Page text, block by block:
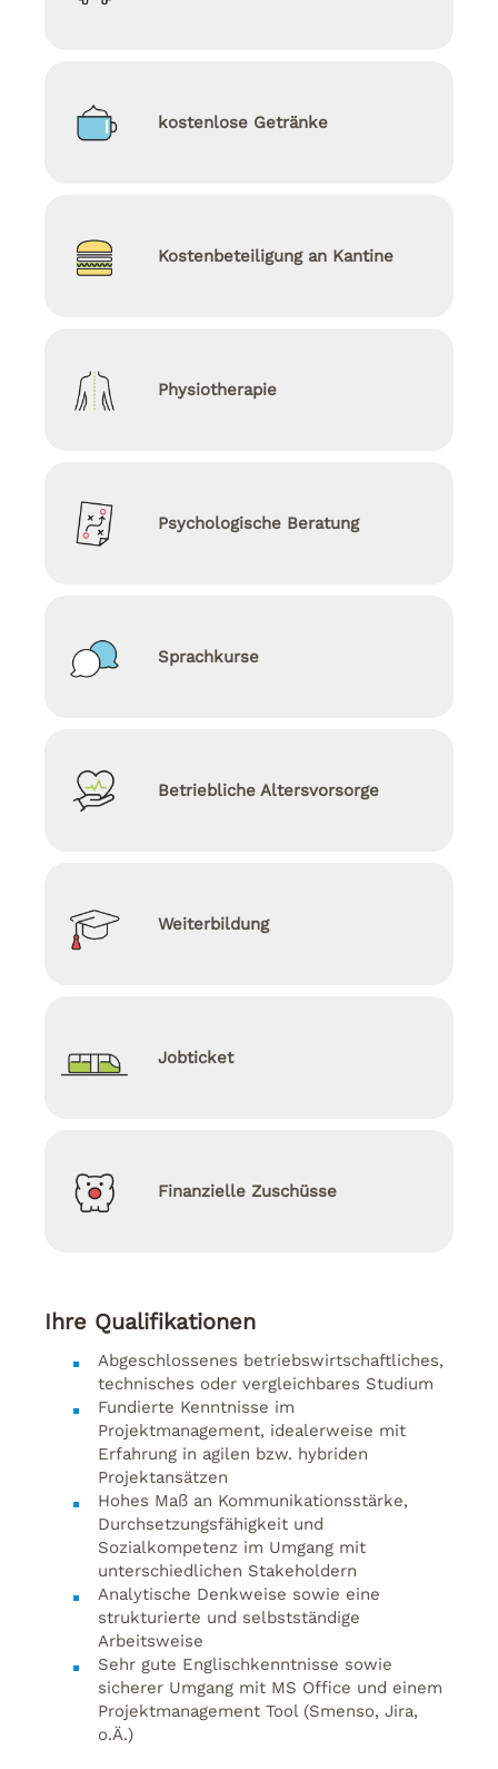
kostenlose Getränke
Kostenbeteiligung an Kantine
Physiotherapie
Psychologische Beratung
Sprachkurse
Betriebliche Altersvorsorge
Weiterbildung
Jobticket
Finanzielle Zuschüsse
Ihre Qualifikationen
Abgeschlossenes betriebswirtschaftliches,
technisches oder vergleichbares Studium
Fundierte Kenntnisse im
Projektmanagement, idealerweise mit
Erfahrung in agilen bzw. hybriden
Projektansätzen
Hohes Maß an Kommunikationsstärke,
Durchsetzungsfähigkeit und
Sozialkompetenz im Umgang mit
unterschiedlichen Stakeholdern
Analytische Denkweise sowie eine
strukturierte und selbstständige
Arbeitsweise
Sehr gute Englischkenntnisse sowie
sicherer Umgang mit MS Office und einem
Projektmanagement Tool (Smenso, Jira,
o.Ä.)